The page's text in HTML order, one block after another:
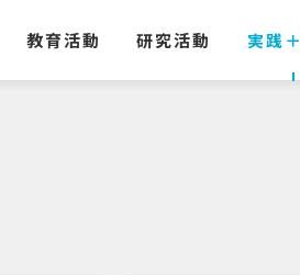
教育活動 研究活動 実践＋